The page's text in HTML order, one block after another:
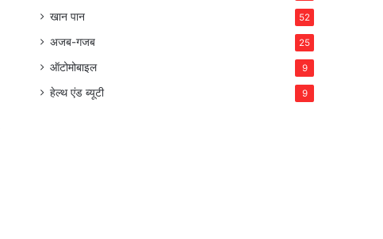
खान पान 52
अजब-गजब 25
ऑटोमोबाइल 9
हेल्थ एंड ब्यूटी 9